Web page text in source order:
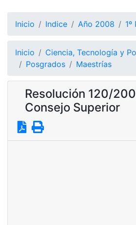
Inicio Indice Año 2008 1º
Inicio
Ciencia, Tecnología y
Posgrados
Maestrías
Resolución 120/
Consejo Superior